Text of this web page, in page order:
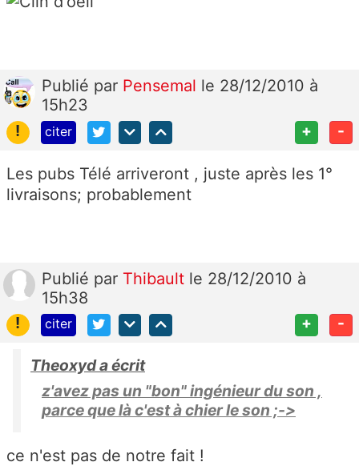
Publié par Pensemal le 28/12/2010 à
15h23
!
citer + -
Les pubs Télé arriveront , juste après les 1°
livraisons; probablement
Publié par Thibault le 28/12/2010 à
15h38
!
citer + -
Theoxyd a écrit
z'avez pas un "bon" ingénieur du son ,
parce que là c'est à chier le son ;->
ce n'est pas de notre fait !